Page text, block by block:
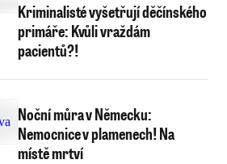
Kriminalisté vyšetřují děčínského
primáře: Kvůli vraždám
pacientů?!
Noční můra v Německu:
Nemocnice v plamenech! Na
místě mrtví